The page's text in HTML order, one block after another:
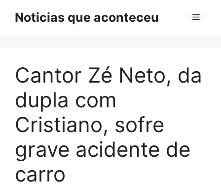
Noticias que aconteceu Menu
Cantor Zé Neto, da
dupla com
Cristiano, sofre
grave acidente de
carro